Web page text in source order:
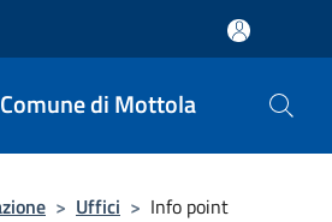
Comune di Mottola
> Uffici > Info point